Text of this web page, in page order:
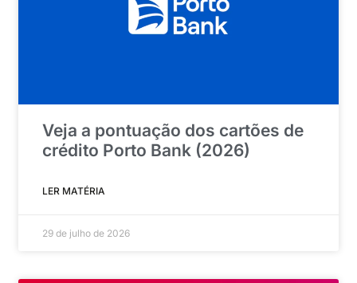
Veja a pontuação dos cartões de
crédito Porto Bank (2026)
LER MATÉRIA
29 de julho de 2026